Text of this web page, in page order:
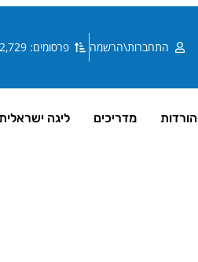
התחברות\הרשמה פרסומים: 2,729
הורדות מדריכים ליגה